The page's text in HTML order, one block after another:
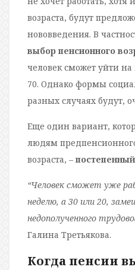
возраста, будут
нововведения. В
выбор пенсионного
человек сможет уйти
70. Однако формы
разных случаях будут,
Еще один вариант,
людям
возраста, –
“Человек сможет уже
неделю, а 30 или 20,
недополученного
Галина Третьякова.
Когда пенсии